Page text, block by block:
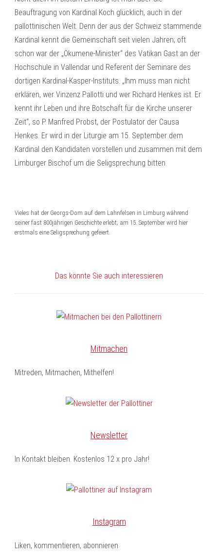
Beauftragung von Kardinal Koch glücklich, auch in der
pallottinischen Welt. Denn der aus der Schweiz stammende
Kardinal kennt die Gemeinschaft seit vielen Jahren; oft
schon war der „Ökumene-Minister“ des Vatikan Gast an der
Hochschule in Vallendar und Referent der Seminare des
dortigen Kardinal-Kasper-Instituts. „Ihm muss man nicht
erklären, wer Vinzenz Pallotti und wer Richard Henkes ist. Er
kennt ihr Leben und ihre Botschaft für die Kirche unserer
Zeit“, so P. Manfred Probst, der Postulator der Causa
Henkes. Er wird in der Liturgie am 15. September dem
Kardinal den Kandidaten vorstellen und zusammen mit dem
Limburger Bischof um die Seligsprechung bitten.
Vieles hat der Georgs-Dom auf dem Lahnfelsen in Limburg während
seiner fast 800jährigen Geschichte erlebt; am 15. September wird hier
erstmals eine Seligsprechung gefeiert.
Das könnte Sie auch interessieren
Mitmachen
Mitreden, Mitmachen, Mithelfen!
Newsletter
In Kontakt bleiben. Kostenlos 12 x pro Jahr!
Instagram
Liken, kommentieren, abonnieren